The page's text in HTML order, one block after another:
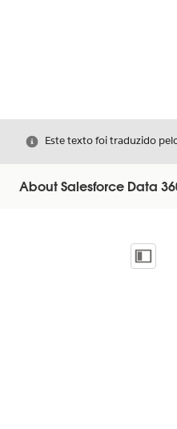
Fechar
Este texto foi traduzido
About Salesforce Data